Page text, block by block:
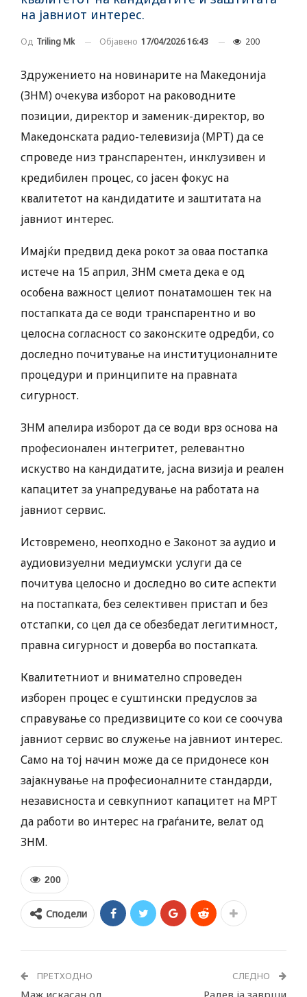
на јавниот интерес.
Од Triling Mk Објавено 17/04/2026 16:43 200
Здружението на новинарите на Македонија
(ЗНМ) очекува изборот на раководните
позиции, директор и заменик-директор, во
Македонската радио-телевизија (МРТ) да се
спроведе низ транспарентен, инклузивен и
кредибилен процес, со јасен фокус на
квалитетот на кандидатите и заштитата на
јавниот интерес.
Имајќи предвид дека рокот за оваа постапка
истече на 15 април, ЗНМ смета дека е од
особена важност целиот понатамошен тек на
постапката да се води транспарентно и во
целосна согласност со законските одредби, со
доследно почитување на институционалните
процедури и принципите на правната
сигурност.
ЗНМ апелира изборот да се води врз основа на
професионален интегритет, релевантно
искуство на кандидатите, јасна визија и реален
капацитет за унапредување на работата на
јавниот сервис.
Истовремено, неопходно е Законот за аудио и
аудиовизуелни медиумски услуги да се
почитува целосно и доследно во сите аспекти
на постапката, без селективен пристап и без
отстапки, со цел да се обезбедат легитимност,
правна сигурност и доверба во постапката.
Квалитетниот и внимателно спроведен
изборен процес е суштински предуслов за
справување со предизвиците со кои се соочува
јавниот сервис во служење на јавниот интерес.
Само на тој начин може да се придонесе кон
зајакнување на професионалните стандарди,
независноста и севкупниот капацитет на МРТ
да работи во интерес на граѓаните, велат од
ЗНМ.
200
Сподели
ПРЕТХОДНО СЛЕДНО